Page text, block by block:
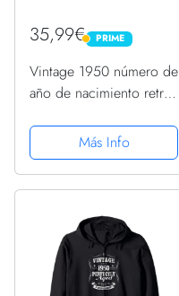
35,99€ PRIME
PRIME
Vintage 1950 número de
año de nacimiento retro
1950 Sudadera
Más Info